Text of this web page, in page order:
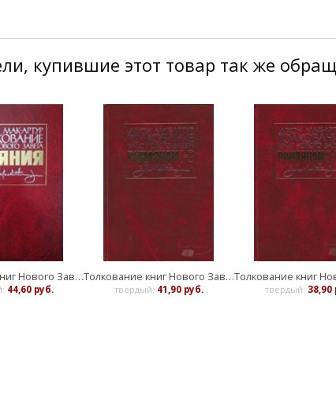
купившие этот товар так же
Толкование книг Нового Завета - Деяния
44,60 руб.
Толкование книг Нового Завета - Римлянам 1-8
твердый: 41,90 руб. твердый: 38,90